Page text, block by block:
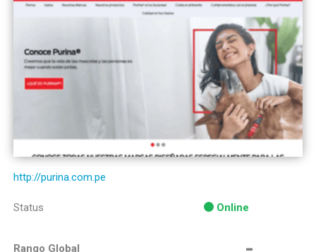
http://purina.com.pe
Status Online
Rango Global